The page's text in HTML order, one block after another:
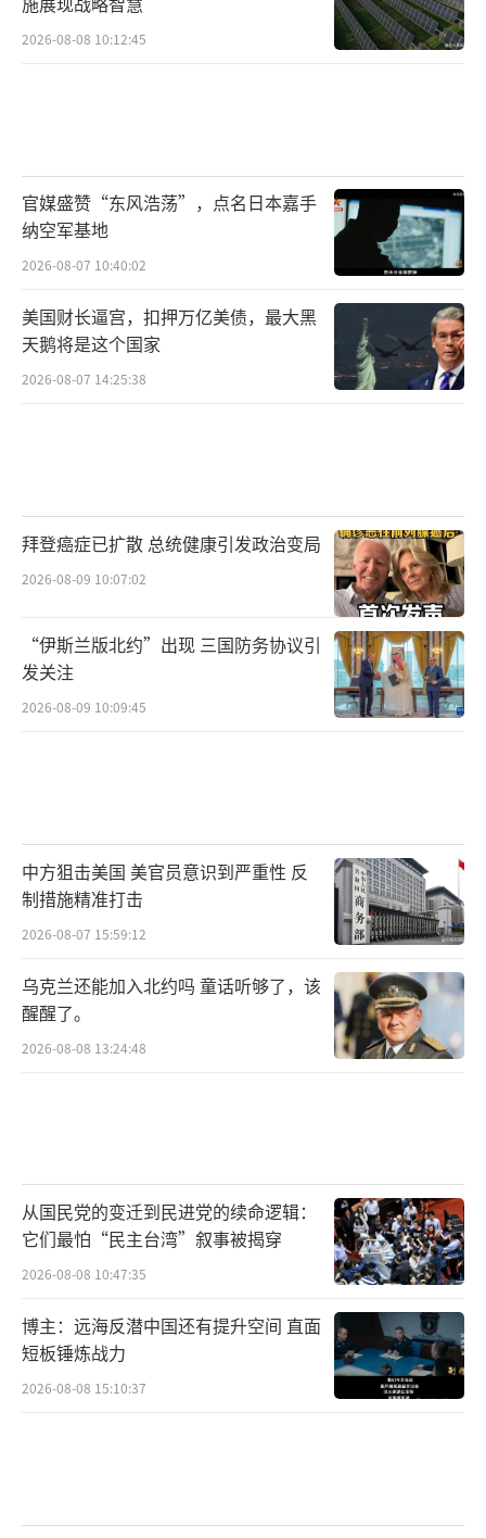
2026-08-08 10:12:45
官媒盛赞“东风浩荡”，点名日本嘉手
纳空军基地
2026-08-07 10:40:02
美国财长逼宫，扣押万亿美债，最大黑
天鹅将是这个国家
2026-08-07 14:25:38
拜登癌症已扩散 总统健康引发政治变局
2026-08-09 10:07:02
“伊斯兰版北约”出现 三国防务协议引
发关注
2026-08-09 10:09:45
中方狙击美国 美官员意识到严重性 反
制措施精准打击
2026-08-07 15:59:12
乌克兰还能加入北约吗 童话听够了，该
醒醒了。
2026-08-08 13:24:48
从国民党的变迁到民进党的续命逻辑：
它们最怕“民主台湾”叙事被揭穿
2026-08-08 10:47:35
博主：远海反潜中国还有提升空间 直面
短板锤炼战力
2026-08-08 15:10:37